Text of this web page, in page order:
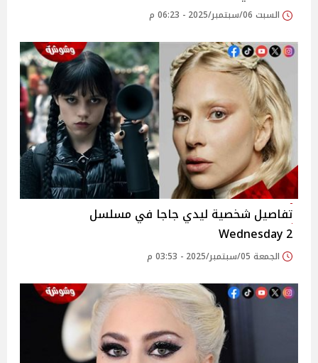
السبت 06/سبتمبر/2025 - 06:23 م
تفاصيل شخصية ليدي جاجا في مسلسل
Wednesday 2
الجمعة 05/سبتمبر/2025 - 03:53 م